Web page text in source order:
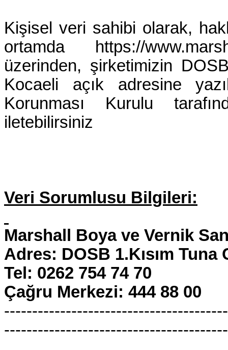
Kişisel veri sahibi olarak,
ortamda
https://
üzerinden, şirketimizin
Kocaeli açık adresine
Korunması Kurulu
iletebilirsiniz
Veri Sorumlusu Bilgileri:
Marshall Boya ve Vernik
Adres: DOSB 1.Kısım
Tel: 0262 754 74 70
Çağru Merkezi: 444 88 00